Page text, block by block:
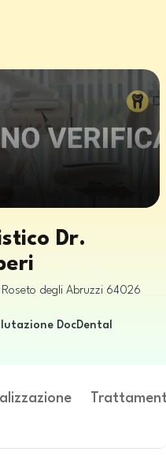
Dr.
Roseto degli Abruzzi 64026
DocDental